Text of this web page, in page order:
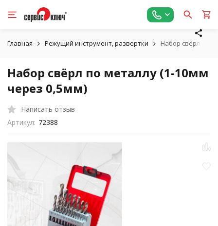
Главная Режущий инструмент, развертки Набор свёрл по
Набор свёрл по металлу (1-10мм
через 0,5мм)
Написать отзыв
Артикул: 72388